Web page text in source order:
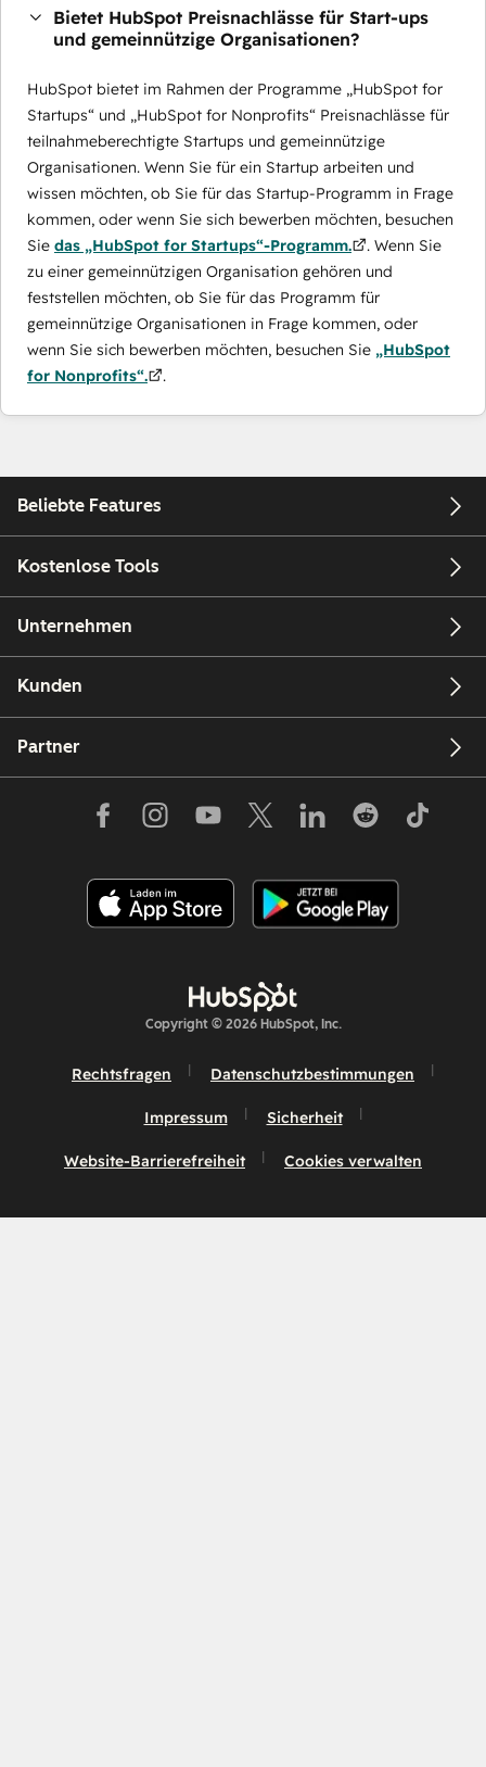
Bietet HubSpot Preisnachlässe für Start-ups
und gemeinnützige Organisationen?
HubSpot bietet im Rahmen der Programme „HubSpot for
Startups“ und „HubSpot for Nonprofits“ Preisnachlässe für
teilnahmeberechtigte Startups und gemeinnützige
Organisationen. Wenn Sie für ein Startup arbeiten und
wissen möchten, ob Sie für das Startup-Programm in Frage
kommen, oder wenn Sie sich bewerben möchten, besuchen
Sie das „HubSpot for Startups“-Programm.
. Wenn Sie
zu einer gemeinnützigen Organisation gehören und
feststellen möchten, ob Sie für das Programm für
gemeinnützige Organisationen in Frage kommen, oder
wenn Sie sich bewerben möchten, besuchen Sie „HubSpot
for Nonprofits“.
.
Beliebte Features
Kostenlose Tools
Unternehmen
Kunden
Partner
Copyright © 2026 HubSpot, Inc.
Rechtsfragen Datenschutzbestimmungen
Impressum Sicherheit
Website-Barrierefreiheit Cookies verwalten